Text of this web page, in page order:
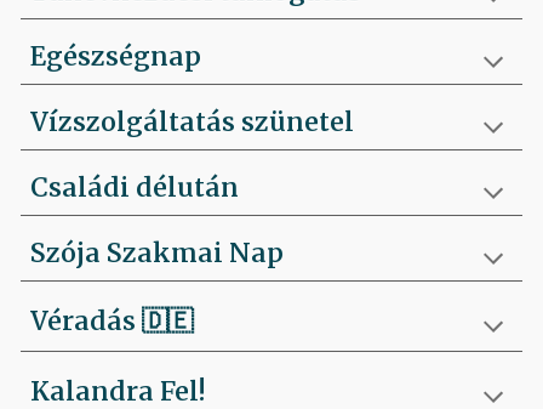
Egészségnap
Vízszolgáltatás szünetel
Családi délután
Szója Szakmai Nap
Véradás🇩🇪
Kalandra Fel!